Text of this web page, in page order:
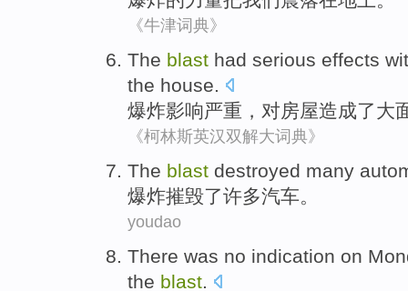
《牛津词典》
The blast had serious effects
the house.
爆炸影响严重 ， 对房屋造成了大
《柯林斯英汉双解大词典》
The blast destroyed many
爆炸摧毁了许多汽车。
youdao
There was no indication on
the blast